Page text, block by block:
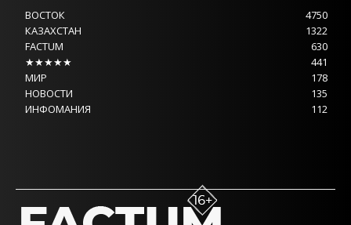
ВОСТОК
4750
КАЗАХСТАН
1322
FACTUM
630
★★★★★
441
МИР
178
НОВОСТИ
135
ИНФОМАНИЯ
112